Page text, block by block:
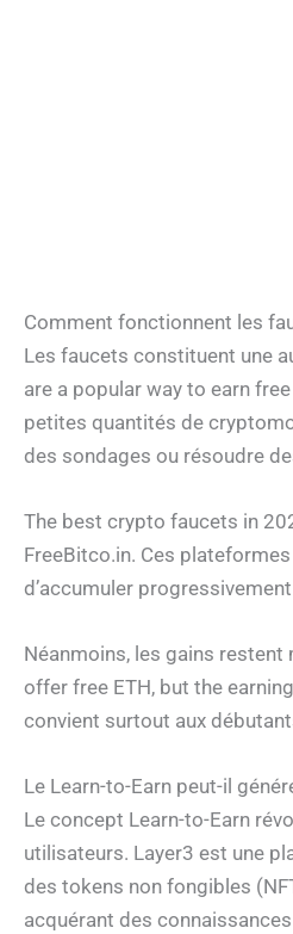
Comment fonctionnent les
Les faucets constituent une
are a popular way to earn
petites quantités de
des sondages ou résoudre
The best crypto faucets in
FreeBitco.in. Ces
d’accumuler
Néanmoins, les gains
offer free ETH, but the
convient surtout aux
Le Learn-to-Earn peut-il
Le concept Learn-to-Earn
utilisateurs. Layer3 est une
des tokens non fongibles
acquérant des